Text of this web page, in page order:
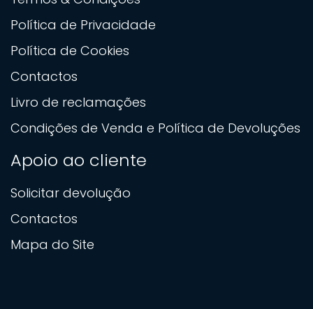
Política de Privacidade
Política de Cookies
Contactos
Livro de reclamações
Condições de Venda e Política de Devoluções
Apoio ao cliente
Solicitar devolução
Contactos
Mapa do Site